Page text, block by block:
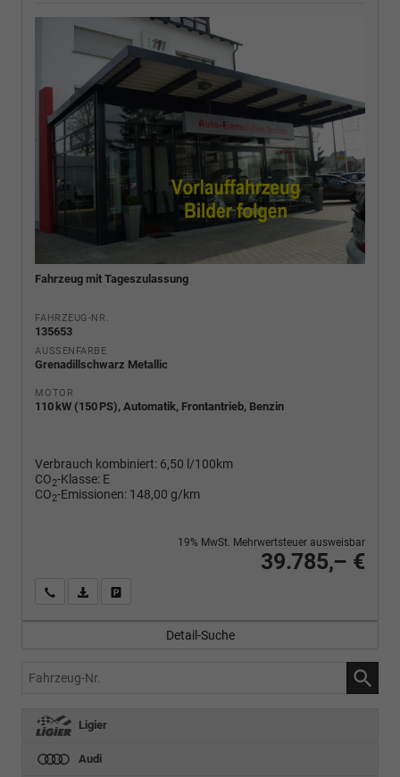
Fahrzeug mit Tageszulassung
FAHRZEUG-NR.
135653
AUSSENFARBE
Grenadillschwarz Metallic
MOTOR
110 kW (150 PS), Automatik, Frontantrieb, Benzin
Verbrauch kombiniert: 6,50 l/100km
CO2-Klasse: E
CO2-Emissionen: 148,00 g/km
39.785,– €
19% MwSt. Mehrwertsteuer ausweisbar
Wir rufen Sie anPDF-Fahrzeugexposé drucken
Detail-Suche
Fahrzeug-
Ligier
Audi